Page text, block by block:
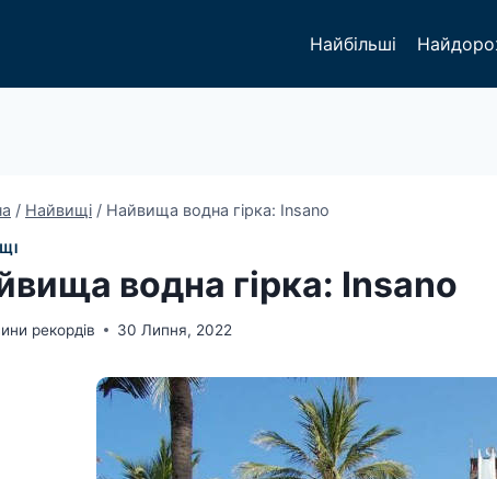
Найбільші
/ Найвищі / Найвища водна гірка: Insano
водна гірка: Insano
рекордів 30 Липня, 2022